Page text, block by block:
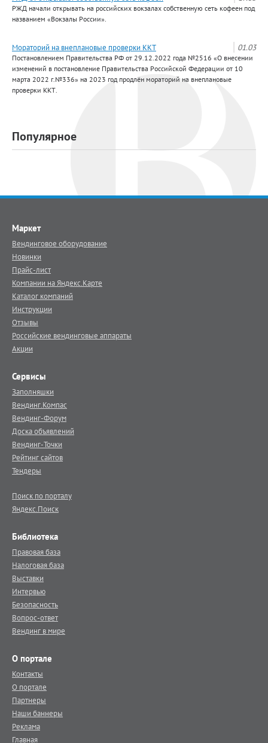
РЖД начали открывать на российских вокзалах собственную сеть кофеен под
названием «Вокзалы России».
01.03
Мораторий на внеплановые проверки ККТ
Постановлением Правительства РФ от 29.12.2022 года №2516 «О внесении
изменений в постановление Правительства Российской Федерации от 10
марта 2022 г.№336» на 2023 год продлён мораторий на внеплановые
проверки ККТ.
Популярное
Маркет
Вендинговое оборудование
Новинки
Прайс-лист
Компании на Яндекс.Карте
Каталог компаний
Инструкции
Отзывы
Российские вендинговые аппараты
Акции
Сервисы
Заполняшки
Вендинг.Компас
Вендинг-Форум
Доска объявлений
Вендинг-Точки
Рейтинг сайтов
Тендеры
Поиск по порталу
Яндекс.Поиск
Библиотека
Правовая база
Налоговая база
Выставки
Интервью
Безопасность
Вопрос-ответ
Вендинг в мире
О портале
Контакты
О портале
Партнеры
Наши баннеры
Реклама
Главная